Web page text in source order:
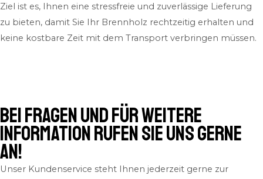
Ziel ist es, Ihnen eine stressfreie und zuverlässige Lieferung
zu bieten, damit Sie Ihr Brennholz rechtzeitig erhalten und
keine kostbare Zeit mit dem Transport verbringen müssen.
Bei Fragen und für weitere
Information rufen Sie uns gerne
an!
Unser Kundenservice steht Ihnen jederzeit gerne zur